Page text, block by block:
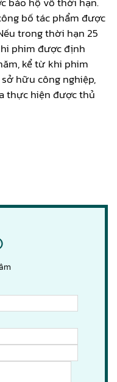
bố tác phẩm được
trong thời hạn 25
phim được định
kể từ khi phim
hữu công nghiệp,
thực hiện được thủ